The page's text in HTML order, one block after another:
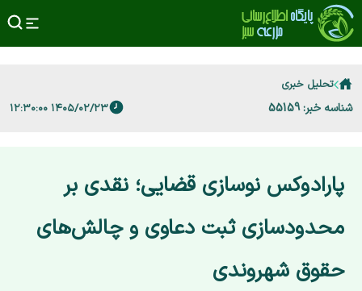
تحلیل خبری
شناسه خبر: 55159 ۱۴۰۵/۰۲/۲۳ ۱۲:۳۰:۰۰
پارادوکس نوسازی قضایی؛ نقدی بر
محدودسازی ثبت دعاوی و چالش‌های
حقوق شهروندی